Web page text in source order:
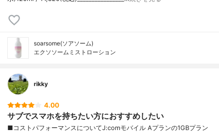
soarsome(ソアソーム)
エクソソームミストローション
rikky
4.00
サブでスマホを持ちたい方におすすめしたい
■コストパフォーマンスについてJ:comモバイル Aプランの1GBプラン